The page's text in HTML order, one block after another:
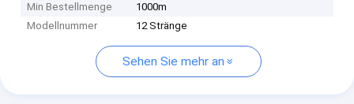
Min Bestellmenge
1000m
Modellnummer
12 Stränge
Sehen Sie mehr an